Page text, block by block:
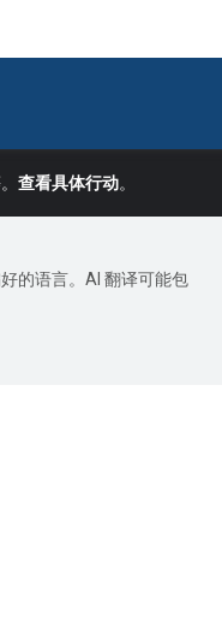
查看具体行动。
的语言。AI 翻译可能包